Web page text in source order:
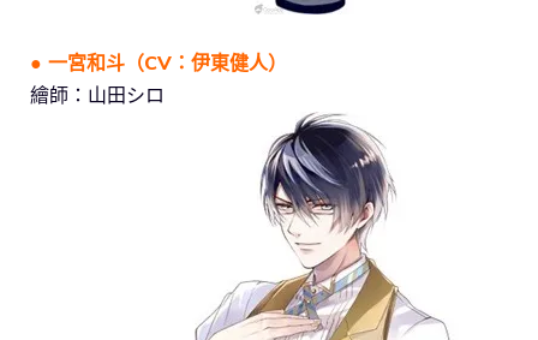
● 一宮和斗（CV：伊東健人）
繪師：山田シロ